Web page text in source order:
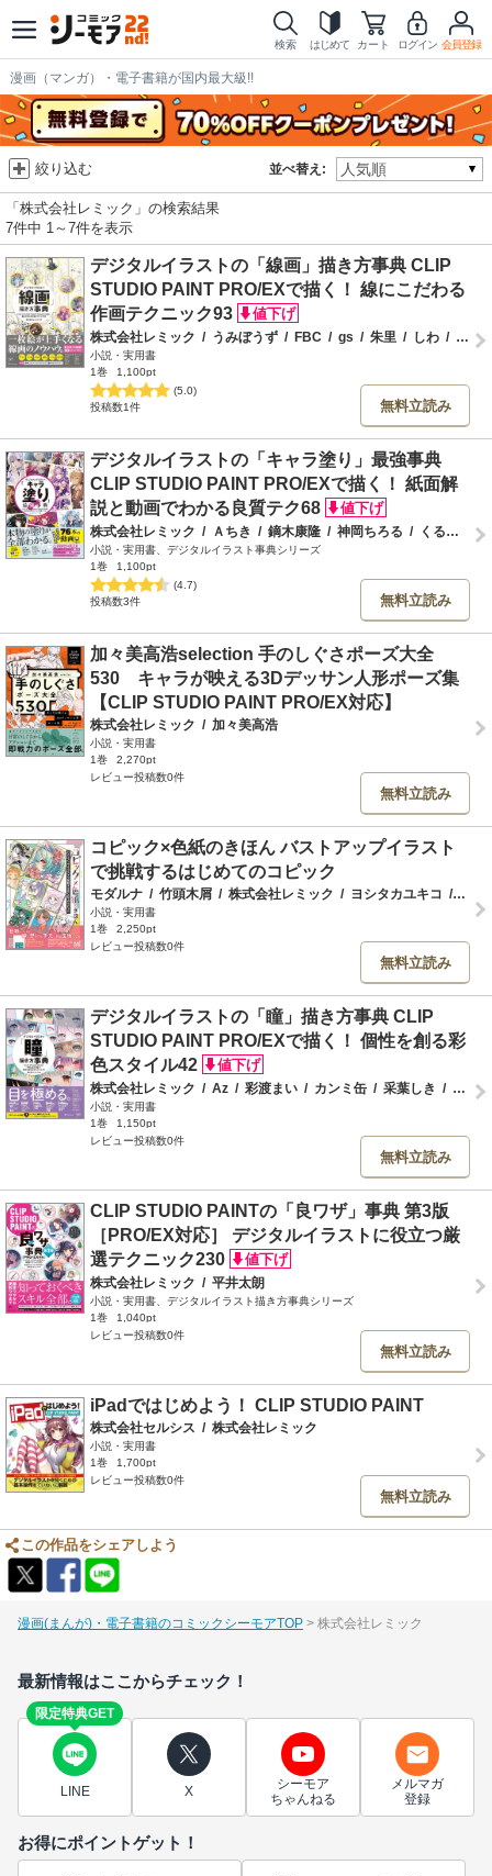
検索 はじめて カート ログイン 会員登録
漫画（マンガ）・電子書籍が国内最大級!!
並べ替え:
絞り込む
「株式会社レミック」の検索結果
7件中 1～7件を表示
デジタルイラストの「線画」描き方事典 CLIP
STUDIO PAINT PRO/EXで描く！ 線にこだわる
作画テクニック93
株式会社レミック / うみぼうず / FBC / gs / 朱里 / しわ /
小説・実用書
1巻
1,100pt
(5.0)
投稿数1件
無料立読み
デジタルイラストの「キャラ塗り」最強事典
CLIP STUDIO PAINT PRO/EXで描く！ 紙面解
説と動画でわかる良質テク68
株式会社レミック / Ａちき / 鏑木康隆 / 神岡ちろる / くるみつ /
小説・実用書、デジタルイラスト事典シリーズ
1巻
1,100pt
(4.7)
投稿数3件
無料立読み
加々美高浩selection 手のしぐさポーズ大全
530 キャラが映える3Dデッサン人形ポーズ集
【CLIP STUDIO PAINT PRO/EX対応】
株式会社レミック / 加々美高浩
小説・実用書
1巻
2,270pt
レビュー投稿数0件
無料立読み
コピック×色紙のきほん バストアップイラスト
で挑戦するはじめてのコピック
モダルナ / 竹頭木屑 / 株式会社レミック / ヨシタカユキコ / 佐倉
小説・実用書
1巻
2,250pt
レビュー投稿数0件
無料立読み
デジタルイラストの「瞳」描き方事典 CLIP
STUDIO PAINT PRO/EXで描く！ 個性を創る彩
色スタイル42
株式会社レミック / Az / 彩渡まい / カンミ缶 / 采葉しき /
小説・実用書
1巻
1,150pt
レビュー投稿数0件
無料立読み
CLIP STUDIO PAINTの「良ワザ」事典 第3版
［PRO/EX対応］ デジタルイラストに役立つ厳
選テクニック230
株式会社レミック / 平井太朗
小説・実用書、デジタルイラスト描き方事典シリーズ
1巻
1,040pt
レビュー投稿数0件
無料立読み
iPadではじめよう！ CLIP STUDIO PAINT
株式会社セルシス / 株式会社レミック
小説・実用書
1巻
1,700pt
レビュー投稿数0件
無料立読み
この作品をシェアしよう
漫画(まんが)・電子書籍のコミックシーモアTOP 株式会社レミック
最新情報はここからチェック！
限定特典GET
LINE X
シーモア
ちゃんねる
メルマガ
登録
お得にポイントゲット！